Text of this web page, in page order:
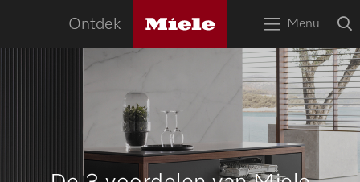
Menu
Open
het
menu
Ontdek
logo